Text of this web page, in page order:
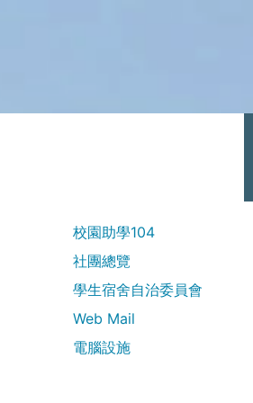
校園助學104
社團總覽
學生宿舍自治委員會
Web Mail
電腦設施